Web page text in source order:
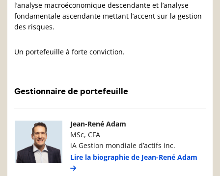
l’analyse macroéconomique descendante et l’analyse
fondamentale ascendante mettant l’accent sur la gestion
des risques.
Un portefeuille à forte conviction.
Gestionnaire de portefeuille
Photo du gestionnaire de portefeuille
Jean-René Adam
MSc, CFA
iA Gestion mondiale d’actifs inc.
Lire la biographie de Jean-René Adam